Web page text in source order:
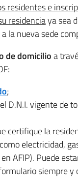
residentes e
residenciaya sea
la nueva sede
de domicilioa
;
D.N.I. vigente de
certifique la
electricidad,
AFIP). Puede
siempre y